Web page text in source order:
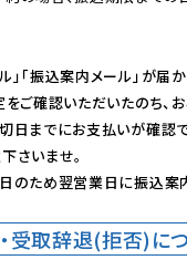
」「振込案内メール」が届
をご確認いただいたのち、
日までにお支払いが確認
さいませ。
のため翌営業日に振込案
受取辞退(拒否)に